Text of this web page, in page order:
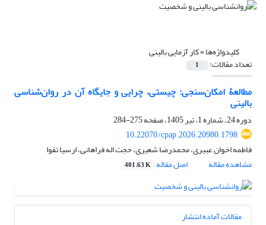
کلیدواژه‌ها =کار آزمایی بالینی
تعداد مقالات: 1
مطالعۀ امکان‌سنجی: چیستی، چرایی و جایگاه آن در روان‌شناسی
بالینی
دوره 24، شماره 1، تیر 1405، صفحه
275-284
10.22070/cpap.2026.20980.1798
فاطمه اخوان عبیری، محمدرضا شعیری، حجت اله فراهانی، ارسیا تقوا
مشاهده مقاله
اصل مقاله 401.63 K
مقالات آماده انتشار